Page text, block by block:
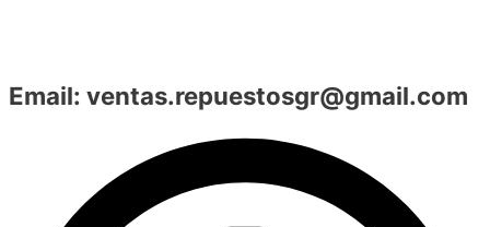
Email: ventas.repuestosgr@gmail.com